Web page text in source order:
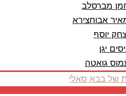
מברסלב
אבוחצירא
יוסף
יגן
גואטה
של בבא סאלי